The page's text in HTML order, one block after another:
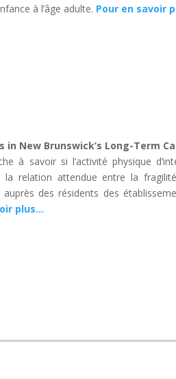
à l’âge adulte. Pour en savoir
New Brunswick’s Long-Term
à savoir si l’activité physique
la relation attendue entre la
des résidents des
plus…